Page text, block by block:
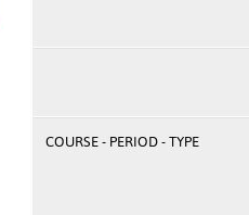
COURSE - PERIOD - TYPE